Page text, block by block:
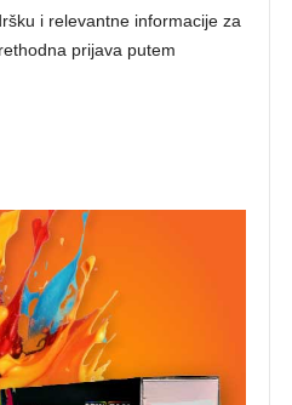
i relevantne informacije za
prijava putem